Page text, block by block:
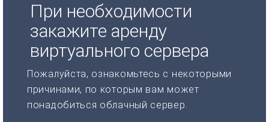
При необходимости
закажите аренду
виртуального сервера
Пожалуйста, ознакомьтесь с некоторыми
причинами, по которым вам может
понадобиться облачный сервер.